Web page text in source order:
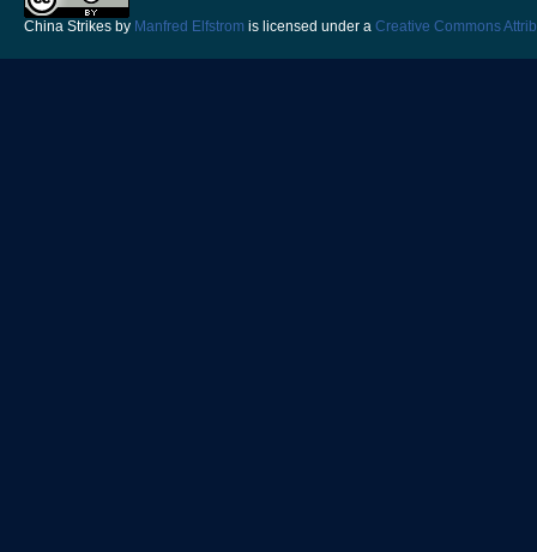
China Strikes by Manfred Elfstrom is licensed under a Creative Commons